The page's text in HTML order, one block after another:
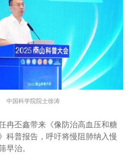
中国科学院院士徐涛
冉丕鑫带来《像防治高血压和糖
科普报告，呼吁将慢阻肺纳入慢
早治。